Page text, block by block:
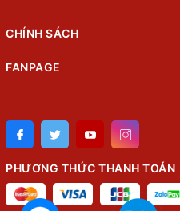
CHÍNH SÁCH
FANPAGE
PHƯƠNG THỨC THANH TOÁN